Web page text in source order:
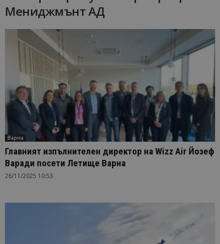
Мениджмънт АД
Варна
Главният изпълнителен директор на Wizz Air Йозеф
Варади посети Летище Варна
26/11/2025 10:53